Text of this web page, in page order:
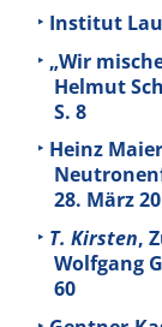
Institut
„Wir
Helmut
S. 8
Heinz
28. März
T. Kirsten,
Wolfgang
60